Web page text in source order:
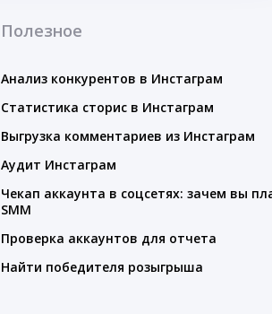
Полезное
Анализ конкурентов в Инстаграм
Статистика сторис в Инстаграм
Выгрузка комментариев из Инстаграм
Аудит Инстаграм
Чекап аккаунта в соцсетях: зачем вы
SMM
Проверка аккаунтов для отчета
Найти победителя розыгрыша